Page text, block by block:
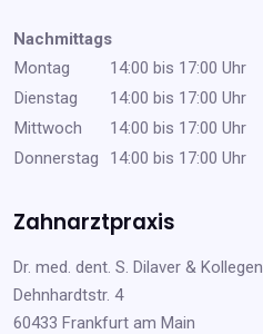
Nachmittags
Montag
14:00 bis 17:00 Uhr
Dienstag
14:00 bis 17:00 Uhr
Mittwoch
14:00 bis 17:00 Uhr
Donnerstag
14:00 bis 17:00 Uhr
Zahnarztpraxis
Dr. med. dent. S. Dilaver & Kollegen
Dehnhardtstr. 4
60433 Frankfurt am Main